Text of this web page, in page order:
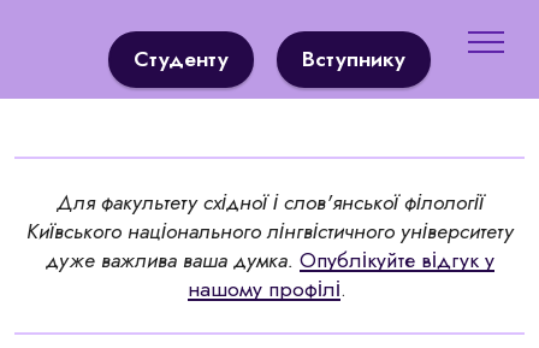
Студенту Вступнику
Для факультету східної і слов'янської філології
Київського національного лінгвістичного університету
дуже важлива ваша думка. Опублікуйте відгук у
нашому профілі.